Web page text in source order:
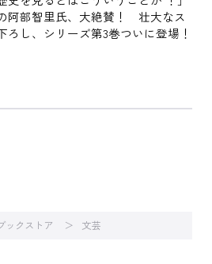
阿部智里氏、大絶賛！ 壮大なス
ろし、シリーズ第3巻ついに登場！
ックストア 文芸